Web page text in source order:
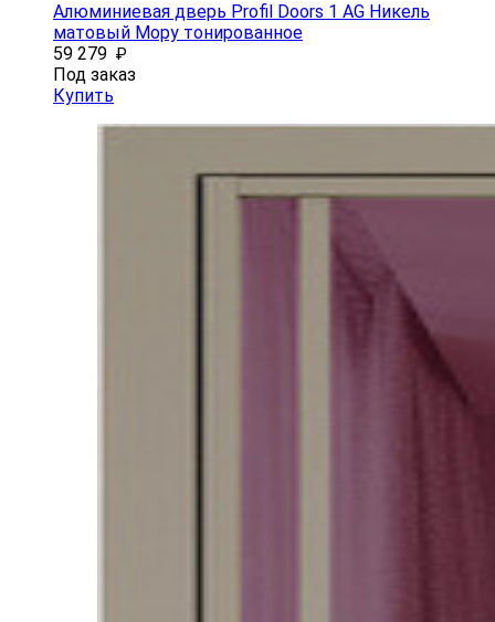
Алюминиевая дверь Profil Doors 1 AG Никель
матовый Мору тонированное
59 279 ₽
Под заказ
Купить